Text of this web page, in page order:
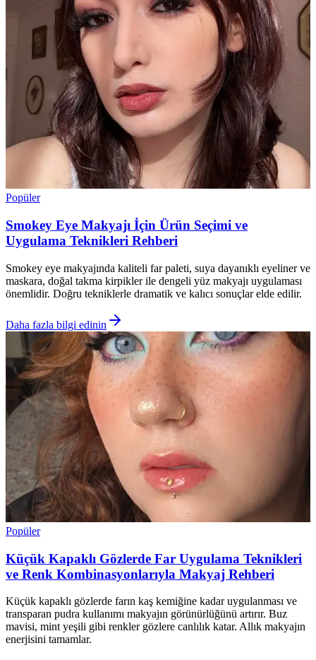
Popüler
Smokey Eye Makyajı İçin Ürün Seçimi ve
Uygulama Teknikleri Rehberi
Smokey eye makyajında kaliteli far paleti, suya dayanıklı eyeliner ve
maskara, doğal takma kirpikler ile dengeli yüz makyajı uygulaması
önemlidir. Doğru tekniklerle dramatik ve kalıcı sonuçlar elde edilir.
Daha fazla bilgi edinin
Popüler
Küçük Kapaklı Gözlerde Far Uygulama Teknikleri
ve Renk Kombinasyonlarıyla Makyaj Rehberi
Küçük kapaklı gözlerde farın kaş kemiğine kadar uygulanması ve
transparan pudra kullanımı makyajın görünürlüğünü artırır. Buz
mavisi, mint yeşili gibi renkler gözlere canlılık katar. Allık makyajın
enerjisini tamamlar.